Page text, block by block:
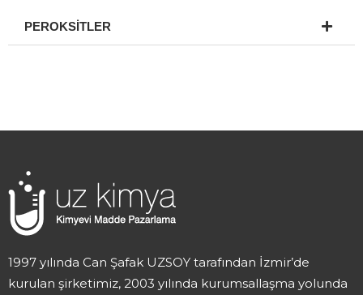
PEROKSİTLER
1997 yılında Can Şafak UZSOY tarafından İzmir’de
kurulan şirketimiz, 2003 yılında kurumsallaşma yolunda